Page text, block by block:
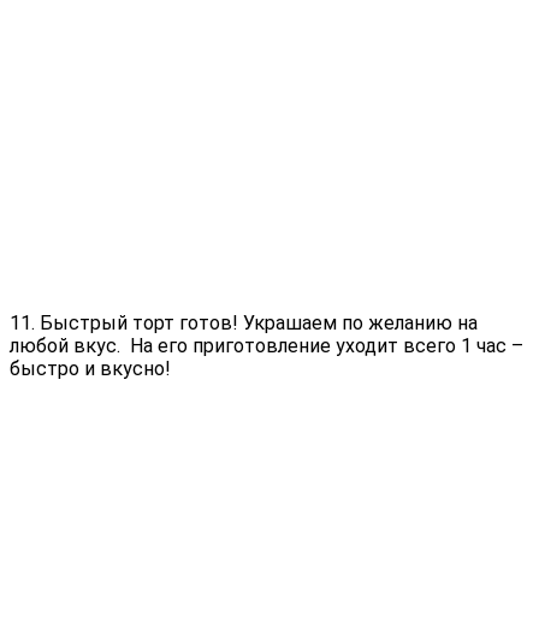
11. Быстрый торт готов! Украшаем по желанию на
любой вкус. На его приготовление уходит всего 1 час –
быстро и вкусно!